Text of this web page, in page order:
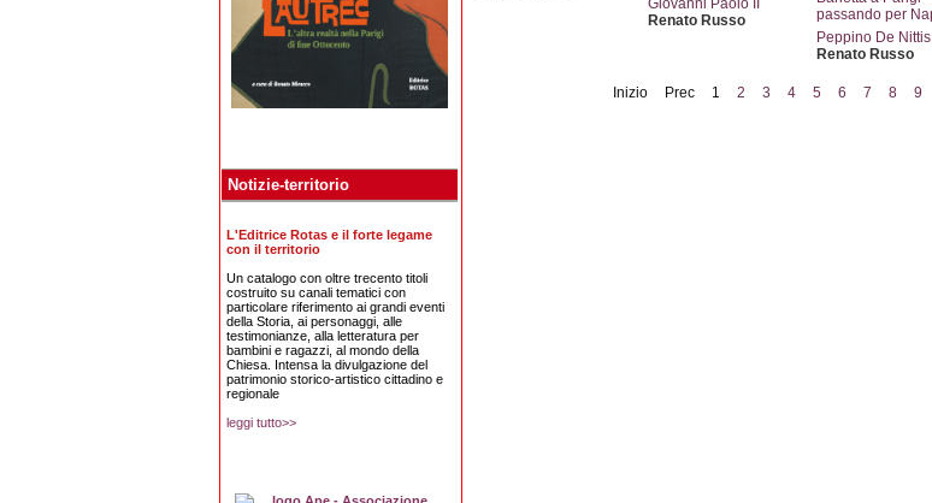
Notizie-territorio
L'Editrice Rotas e il forte legame
con il territorio
Un catalogo con oltre trecento titoli
costruito su canali tematici con
particolare riferimento ai grandi eventi
della Storia, ai personaggi, alle
testimonianze, alla letteratura per
bambini e ragazzi, al mondo della
Chiesa. Intensa la divulgazione del
patrimonio storico-artistico cittadino e
regionale
leggi tutto>>
Giovanni Paolo II
Renato Russo
Peppino De Nittis
Renato Russo
Inizio Prec 1 2 3 4 5 6 7 8 9